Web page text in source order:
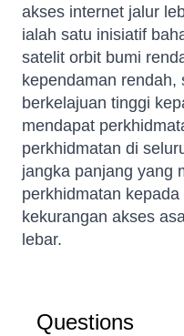
akses internet jalur
ialah satu inisiatif
satelit orbit bumi
kependaman
berkelajuan tinggi
mendapat
perkhidmatan di
jangka panjang yang
perkhidmatan
kekurangan akses
lebar.
Questions